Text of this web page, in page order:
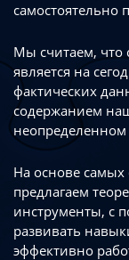
самостоятельно
Мы считаем, что
является на
фактических
содержанием
неопределенном
На основе
предлагаем
инструменты, с
развивать
эффективно